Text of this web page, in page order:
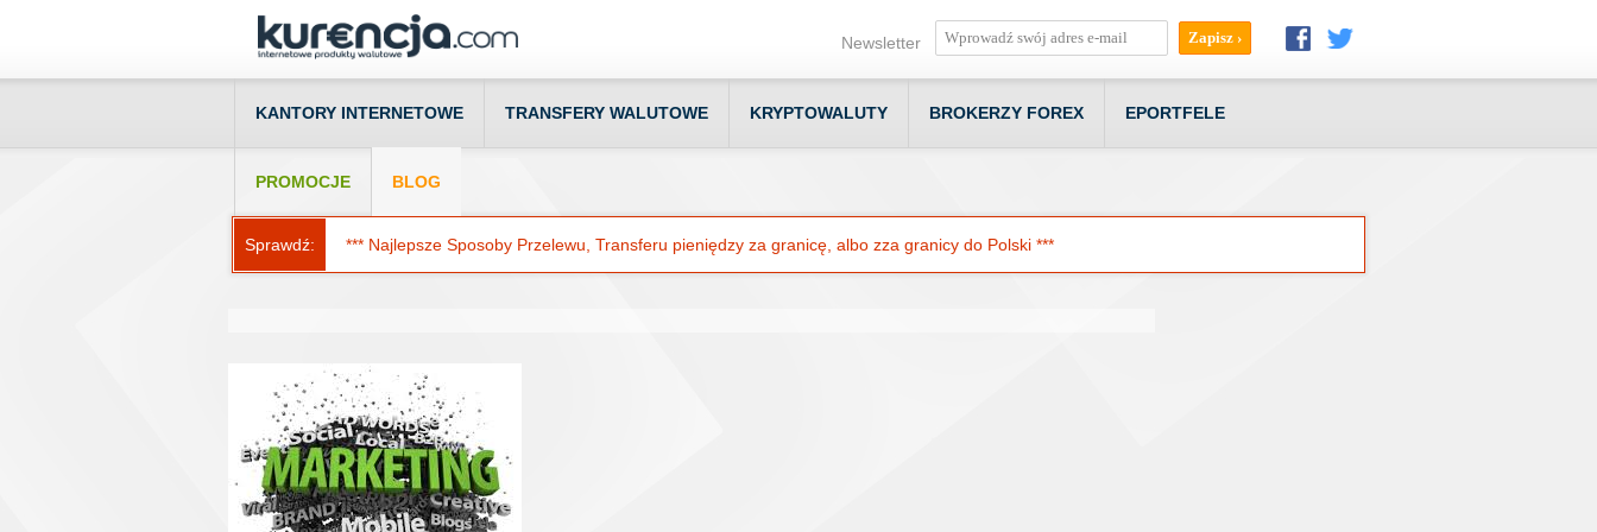
Newsletter
KANTORY INTERNETOWE TRANSFERY WALUTOWE KRYPTOWALUTY BROKERZY FOREX EPORTFELE
PROMOCJE BLOG
Sprawdź: *** Najlepsze Sposoby Przelewu, Transferu pieniędzy za granicę, albo zza granicy do Polski ***